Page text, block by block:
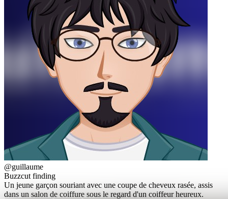
@guillaume
Buzzcut finding
Un jeune garçon souriant avec une coupe de cheveux rasée, assis
dans un salon de coiffure sous le regard d'un coiffeur heureux.